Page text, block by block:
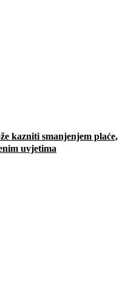
kazniti smanjenjem plaće,
uvjetima